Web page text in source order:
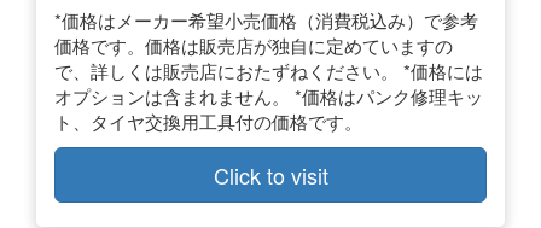
*価格はメーカー希望小売価格（消費税込み）で参考
価格です。価格は販売店が独自に定めていますの
で、詳しくは販売店におたずねください。 *価格には
オプションは含まれません。 *価格はパンク修理キッ
ト、タイヤ交換用工具付の価格です。
Click to visit